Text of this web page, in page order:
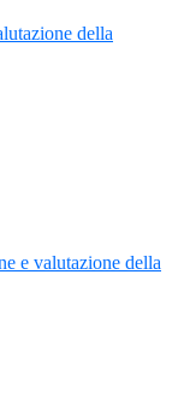
della
e valutazione della